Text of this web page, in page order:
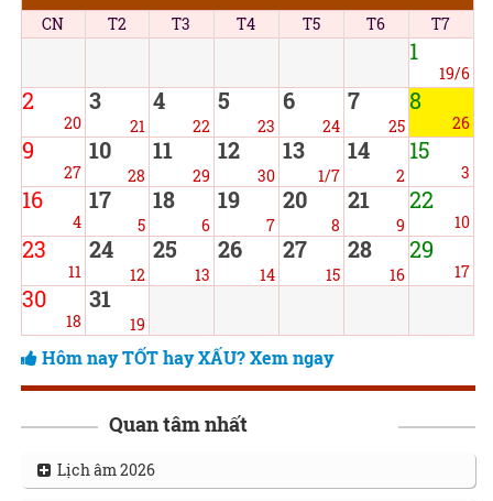
CN T2 T3 T4 T5 T6 T7
1
19/6
2
20
3
21
4
22
5
23
6
24
7
25
8
26
9
27
10
28
11
29
12
30
13
1/7
14
2
15
3
16
4
17
5
18
6
19
7
20
8
21
9
22
10
23
11
24
12
25
13
26
14
27
15
28
16
29
17
30
18
31
19
Hôm nay TỐT hay XẤU? Xem ngay
Quan tâm nhất
Lịch âm 2026